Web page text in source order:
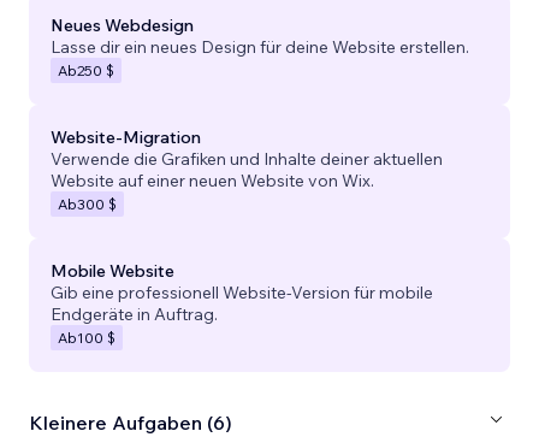
Neues Webdesign
Lasse dir ein neues Design für deine Website erstellen.
Ab250 $
Website-Migration
Verwende die Grafiken und Inhalte deiner aktuellen
Website auf einer neuen Website von Wix.
Ab300 $
Mobile Website
Gib eine professionell Website-Version für mobile
Endgeräte in Auftrag.
Ab100 $
Kleinere Aufgaben (6)